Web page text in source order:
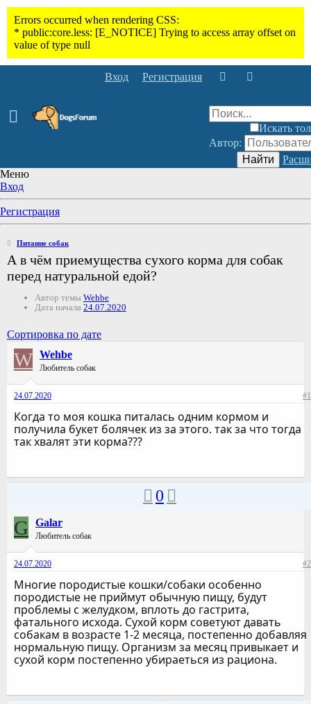
Вход Регистрация
Искать
Автор:
Найти
Меню
Вход
Регистрация
Питание собак
А в чём приемущества сухого корма для собак
перед натуральной едой?
Автор темы Wehbe
Дата начала 24.07.2020
Сортировка по дате
W Wehbe
Любитель собак
24.07.2020 #1
Когда то моя кошка питалась одним кормом и
получила букет болячек из за этого. так за что тогда
так хвалят эти корма???
0
G Galar
Любитель собак
24.07.2020 #2
Многие породистые кошки/собаки особенно
породистые не приймут обычную пищу, будут
проблемы с желудком, вплоть до гастрита,
фатального исхода. Сухой корм советуют давать
собакам в возрасте 1-2 месяца, постепенно добавляя
нормальную пищу. Организм за месяц привыкает и
сухой корм постепенно убираеться из рациона.